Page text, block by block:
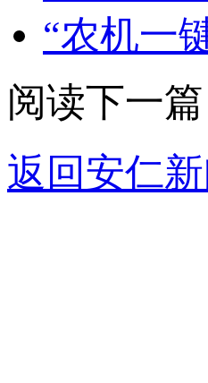
“农机一
阅读下一篇
返回安仁